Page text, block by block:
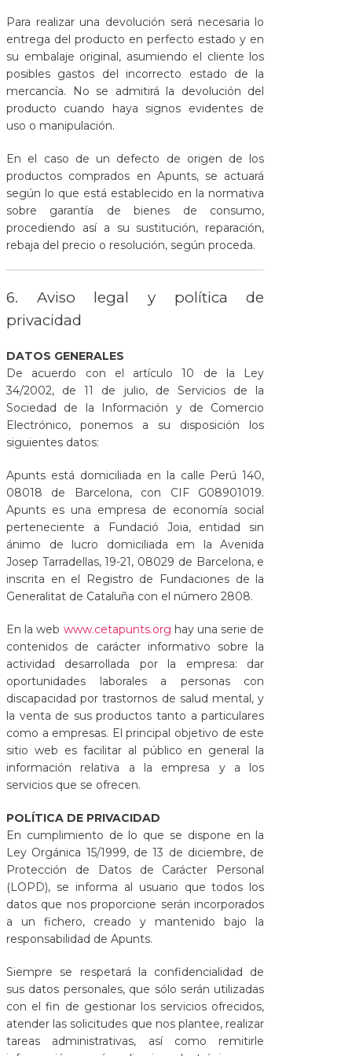
Para realizar una devolución será necesaria lo
entrega del producto en perfecto estado y en
su embalaje original, asumiendo el cliente los
posibles gastos del incorrecto estado de la
mercancía. No se admitirá la devolución del
producto cuando haya signos evidentes de
uso o manipulación.
En el caso de un defecto de origen de los
productos comprados en Apunts, se actuará
según lo que está establecido en la normativa
sobre garantía de bienes de consumo,
procediendo así a su sustitución, reparación,
rebaja del precio o resolución, según proceda.
6. Aviso legal y política de
privacidad
DATOS GENERALES
De acuerdo con el artículo 10 de la Ley
34/2002, de 11 de julio, de Servicios de la
Sociedad de la Información y de Comercio
Electrónico, ponemos a su disposición los
siguientes datos:
Apunts está domiciliada en la calle Perú 140,
08018 de Barcelona, con CIF G08901019.
Apunts es una empresa de economía social
perteneciente a Fundació Joia, entidad sin
ánimo de lucro domiciliada em la Avenida
Josep Tarradellas, 19-21, 08029 de Barcelona, e
inscrita en el Registro de Fundaciones de la
Generalitat de Cataluña con el número 2808.
En la web www.cetapunts.org hay una serie de
contenidos de carácter informativo sobre la
actividad desarrollada por la empresa: dar
oportunidades laborales a personas con
discapacidad por trastornos de salud mental, y
la venta de sus productos tanto a particulares
como a empresas. El principal objetivo de este
sitio web es facilitar al público en general la
información relativa a la empresa y a los
servicios que se ofrecen.
POLÍTICA DE PRIVACIDAD
En cumplimiento de lo que se dispone en la
Ley Orgánica 15/1999, de 13 de diciembre, de
Protección de Datos de Carácter Personal
(LOPD), se informa al usuario que todos los
datos que nos proporcione serán incorporados
a un fichero, creado y mantenido bajo la
responsabilidad de Apunts.
Siempre se respetará la confidencialidad de
sus datos personales, que sólo serán utilizadas
con el fin de gestionar los servicios ofrecidos,
atender las solicitudes que nos plantee, realizar
tareas administrativas, así como remitirle